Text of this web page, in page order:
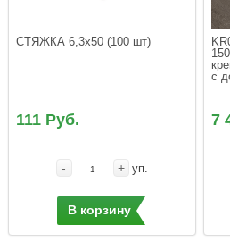
111 Руб.
- + уп.
В корзину
с
7